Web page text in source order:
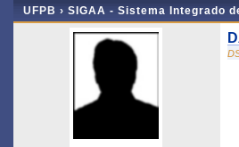
UFPB › SIGAA - Sistema Integrado